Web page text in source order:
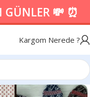
💸 ⏰
Kargom Nerede ?